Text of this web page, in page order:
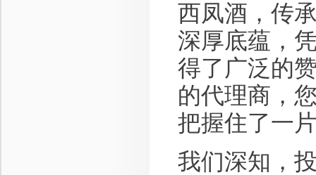
西凤酒，传
深厚底蕴，
得了广泛的
的代理商，
把握住了一
我们深知，